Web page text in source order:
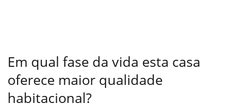
Em qual fase da vida esta casa
oferece maior qualidade
habitacional?